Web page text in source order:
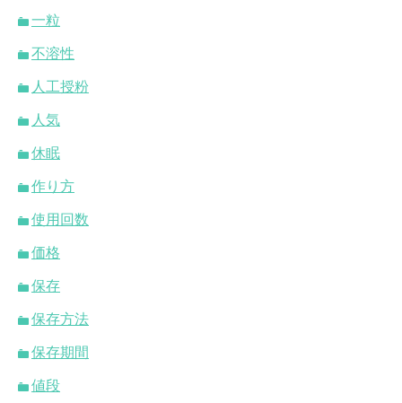
一粒
不溶性
人工授粉
人気
休眠
作り方
使用回数
価格
保存
保存方法
保存期間
値段